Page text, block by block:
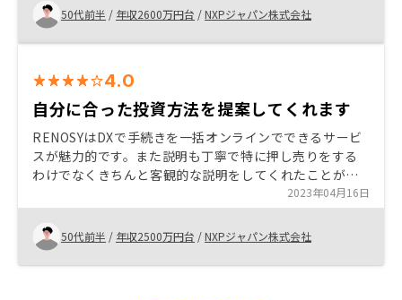
50代前半 / 年収2600万円台 /NXPジャパン株式会社
4.0
自分に合った投資方法を提案してくれます
RENOSYはDXで手続きを一括オンラインでできるサービ
スが魅力的です。また説明も丁寧で特に押し売りをする
わけでなくきちんと客観的な説明をしてくれたことが信
頼に値しました。 また購入後のサポートも担当の方に相
談しやすい雰囲気で、かつアプリ管理など魅力的
2023年04月16日
50代前半 / 年収2500万円台 /NXPジャパン株式会社